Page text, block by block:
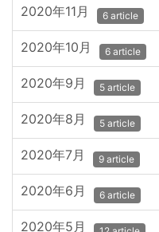
2020年11月 6 article
2020年10月 6 article
2020年9月 5 article
2020年8月 5 article
2020年7月 9 article
2020年6月 6 article
2020年5月